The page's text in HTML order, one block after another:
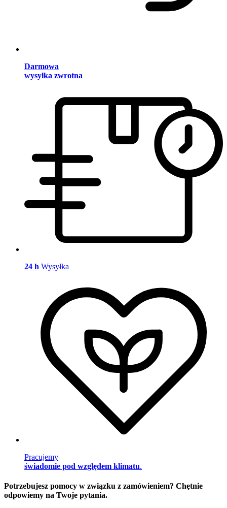
Darmowa
wysyłka zwrotna
24 h Wysyłka
Pracujemy
świadomie pod względem klimatu.
Potrzebujesz pomocy w związku z zamówieniem? Chętnie
odpowiemy na Twoje pytania.